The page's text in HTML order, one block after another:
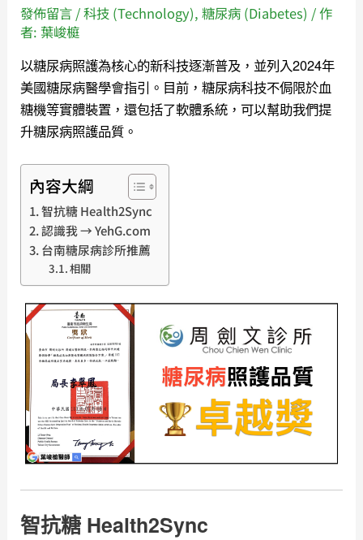
發佈留言 /科技 (Technology),糖尿病 (Diabetes) / 作
者: 葉峻榳
以糖尿病照護為核心的新科技逐漸普及，並列入2024年
美國糖尿病醫學會指引。目前，糖尿病科技不侷限於血
糖機等實體裝置，還包括了軟體系統，可以幫助我們提
升糖尿病照護品質。
內容大綱
智抗糖 Health2Sync
認識我 → YehG.com
台南糖尿病診所推薦
相關
智抗糖 Health2Sync